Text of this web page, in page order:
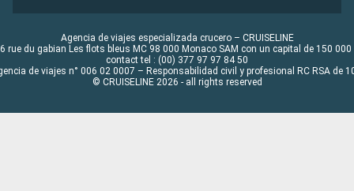
Agencia de viajes especializada crucero – CRUISELINE
rue du gabian Les flots bleus MC 98 000 Monaco SAM con un capital de 150 000
contact tel : (00) 377 97 97 84 50
de viajes n° 006 02 0007 – Responsabilidad civil y profesional RC RSA de
© CRUISELINE 2026 - all rights reserved